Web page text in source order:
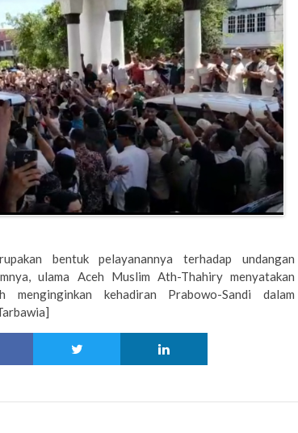
bentuk pelayanannya terhadap undangan
ulama Aceh Muslim Ath-Thahiry menyatakan
menginginkan kehadiran Prabowo-Sandi dalam